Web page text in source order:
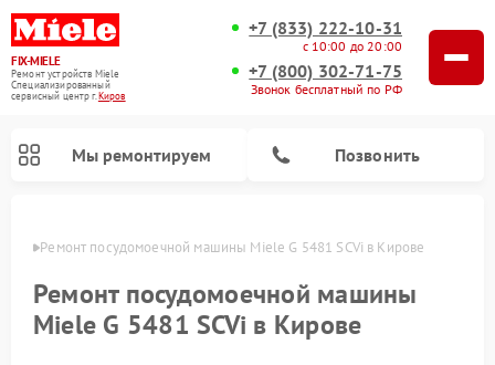
FIX-MIELE
Ремонт устройств Miele
Специализированный
cервисный центр г.Киров
+7 (833) 222-10-31
с 10:00 до 20:00
+7 (800) 302-71-75
Звонок бесплатный по РФ
Мы ремонтируем Позвонить
Ремонт посудомоечной машины Miele G 5481 SCVi в Кирове
Ремонт посудомоечной машины
Miele G 5481 SCVi в Кирове